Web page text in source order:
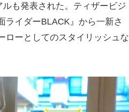
も発表された。ティザービジ
ライダーBLACK』から⼀新さ
ローとしてのスタイリッシュな